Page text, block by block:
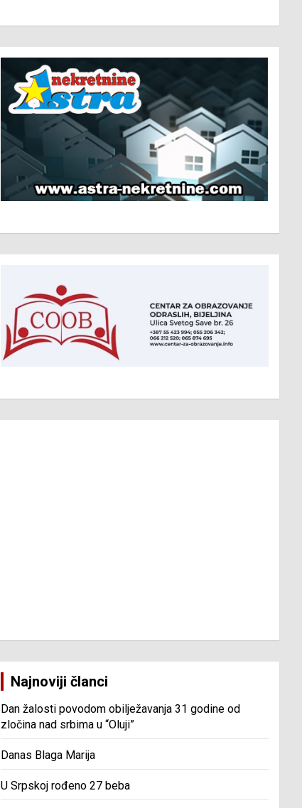
Najnoviji članci
Dan žalosti povodom obilježavanja 31 godine od
zločina nad srbima u “Oluji”
Danas Blaga Marija
U Srpskoj rođeno 27 beba